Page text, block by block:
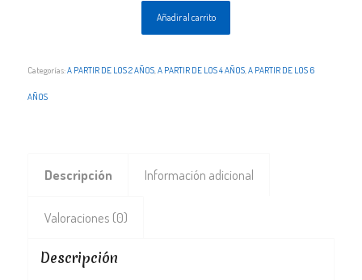
Añadir al carrito
Categorías:A PARTIR DE LOS 2 AÑOS,A PARTIR DE LOS 4 AÑOS,A PARTIR DE LOS 6
AÑOS
Descripción Información adicional
Valoraciones (0)
Descripción